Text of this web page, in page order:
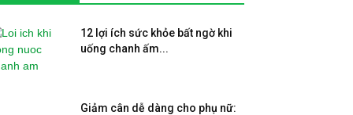
12 lợi ích sức khỏe bất ngờ khi
uống chanh ấm...
Giảm cân dễ dàng cho phụ nữ: